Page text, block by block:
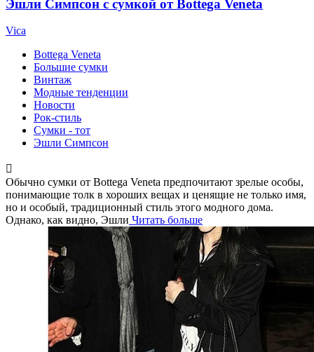
Эшли Симпсон с сумкой от Bottega Veneta
Vica
Bottega Veneta
Большие сумки
Винтаж
Модные тенденции
Новости
Рок-стиль
Сумки - тот
Эшли Симпсон
Обычно сумки от Bottega Veneta предпочитают зрелые особы,
понимающие толк в хороших вещах и ценящие не только имя,
но и особый, традиционный стиль этого модного дома.
Однако, как видно, Эшли Читать больше